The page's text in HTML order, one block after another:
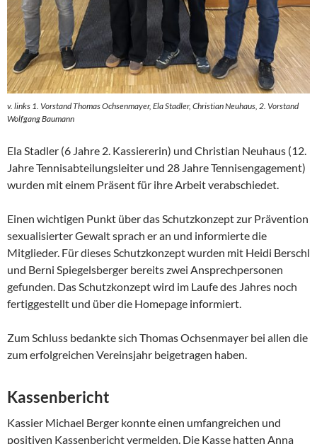
v. links 1. Vorstand Thomas Ochsenmayer, Ela Stadler, Christian Neuhaus, 2. Vorstand
Wolfgang Baumann
Ela Stadler (6 Jahre 2. Kassiererin) und Christian Neuhaus (12.
Jahre Tennisabteilungsleiter und 28 Jahre Tennisengagement)
wurden mit einem Präsent für ihre Arbeit verabschiedet.
Einen wichtigen Punkt über das Schutzkonzept zur Prävention
sexualisierter Gewalt sprach er an und informierte die
Mitglieder. Für dieses Schutzkonzept wurden mit Heidi Berschl
und Berni Spiegelsberger bereits zwei Ansprechpersonen
gefunden. Das Schutzkonzept wird im Laufe des Jahres noch
fertiggestellt und über die Homepage informiert.
Zum Schluss bedankte sich Thomas Ochsenmayer bei allen die
zum erfolgreichen Vereinsjahr beigetragen haben.
Kassenbericht
Kassier Michael Berger konnte einen umfangreichen und
positiven Kassenbericht vermelden. Die Kasse hatten Anna